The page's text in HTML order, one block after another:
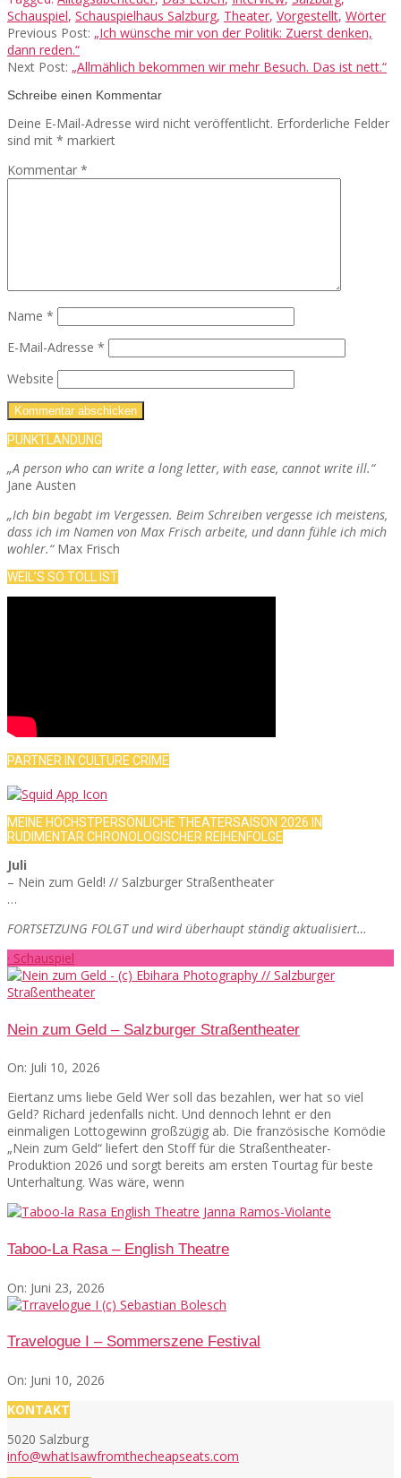
Schauspiel, Schauspielhaus Salzburg, Theater, Vorgestellt, Wörter
Previous Post: „Ich wünsche mir von der Politik: Zuerst denken,
dann reden.“
Next Post: „Allmählich bekommen wir mehr Besuch. Das ist nett.“
Schreibe einen Kommentar
Deine E-Mail-Adresse wird nicht veröffentlicht. Erforderliche Felder
sind mit * markiert
Kommentar *
Name *
E-Mail-Adresse *
Website
PUNKTLANDUNG
„A person who can write a long letter, with ease, cannot write ill.“
Jane Austen
„Ich bin begabt im Vergessen. Beim Schreiben vergesse ich meistens,
dass ich im Namen von Max Frisch arbeite, und dann fühle ich mich
wohler.“Max Frisch
WEIL’S SO TOLL IST
PARTNER IN CULTURE CRIME
MEINE HÖCHSTPERSÖNLICHE THEATERSAISON 2026 IN
RUDIMENTÄR CHRONOLOGISCHER REIHENFOLGE
Juli
– Nein zum Geld! // Salzburger Straßentheater
…
FORTSETZUNG FOLGT und wird überhaupt ständig aktualisiert…
· Schauspiel
Nein zum Geld – Salzburger Straßentheater
On: Juli 10, 2026
Eiertanz ums liebe Geld Wer soll das bezahlen, wer hat so viel
Geld? Richard jedenfalls nicht. Und dennoch lehnt er den
einmaligen Lottogewinn großzügig ab. Die französische Komödie
„Nein zum Geld“ liefert den Stoff für die Straßentheater-
Produktion 2026 und sorgt bereits am ersten Tourtag für beste
Unterhaltung. Was wäre, wenn
Taboo-La Rasa – English Theatre
On: Juni 23, 2026
Travelogue I – Sommerszene Festival
On: Juni 10, 2026
KONTAKT
5020 Salzburg
info@whatIsawfromthecheapseats.com